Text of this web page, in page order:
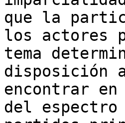
que la
los actores
tema
disposición
encontrar
del